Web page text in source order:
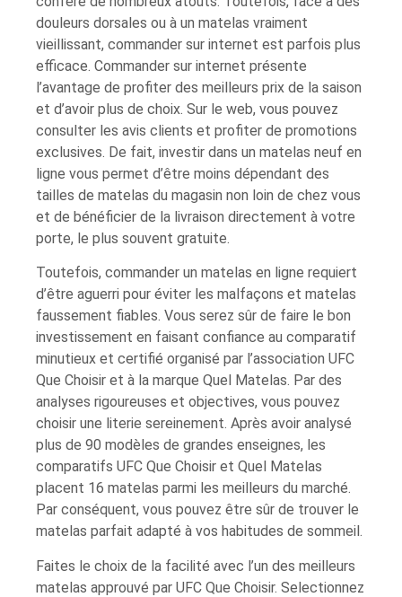
douleurs dorsales ou à un matelas vraiment
vieillissant, commander sur internet est parfois plus
efficace. Commander sur internet présente
l’avantage de profiter des meilleurs prix de la saison
et d’avoir plus de choix. Sur le web, vous pouvez
consulter les avis clients et profiter de promotions
exclusives. De fait, investir dans un matelas neuf en
ligne vous permet d’être moins dépendant des
tailles de matelas du magasin non loin de chez vous
et de bénéficier de la livraison directement à votre
porte, le plus souvent gratuite.
Toutefois, commander un matelas en ligne requiert
d’être aguerri pour éviter les malfaçons et matelas
faussement fiables. Vous serez sûr de faire le bon
investissement en faisant confiance au comparatif
minutieux et certifié organisé par l’association UFC
Que Choisir et à la marque Quel Matelas. Par des
analyses rigoureuses et objectives, vous pouvez
choisir une literie sereinement. Après avoir analysé
plus de 90 modèles de grandes enseignes, les
comparatifs UFC Que Choisir et Quel Matelas
placent 16 matelas parmi les meilleurs du marché.
Par conséquent, vous pouvez être sûr de trouver le
matelas parfait adapté à vos habitudes de sommeil.
Faites le choix de la facilité avec l’un des meilleurs
matelas approuvé par UFC Que Choisir. Selectionnez